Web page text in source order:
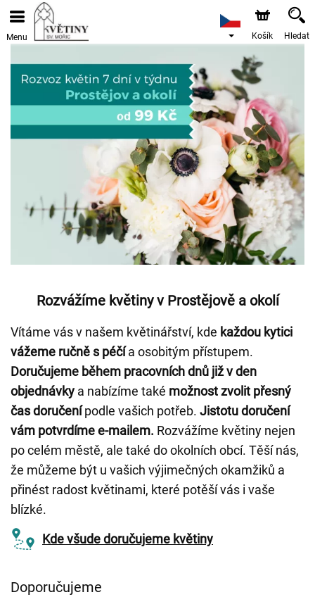
Menu Košík Hledat
Rozvážíme květiny v Prostějově a okolí
Vítáme vás v našem květinářství, kde každou kytici
vážeme ručně s péčía osobitým přístupem.
Doručujeme během pracovních dnů již v den
objednávky a nabízíme také možnost zvolit přesný
čas doručenípodle vašich potřeb. Jistotu doručení
vám potvrdíme e-mailem. Rozvážíme květiny nejen
po celém městě, ale také do okolních obcí. Těší nás,
že můžeme být u vašich výjimečných okamžiků a
přinést radost květinami, které potěší vás i vaše
blízké.
Kde všude doručujeme květiny
Doporučujeme